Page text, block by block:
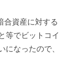
合資産に対する
等でビットコイ
なったので、